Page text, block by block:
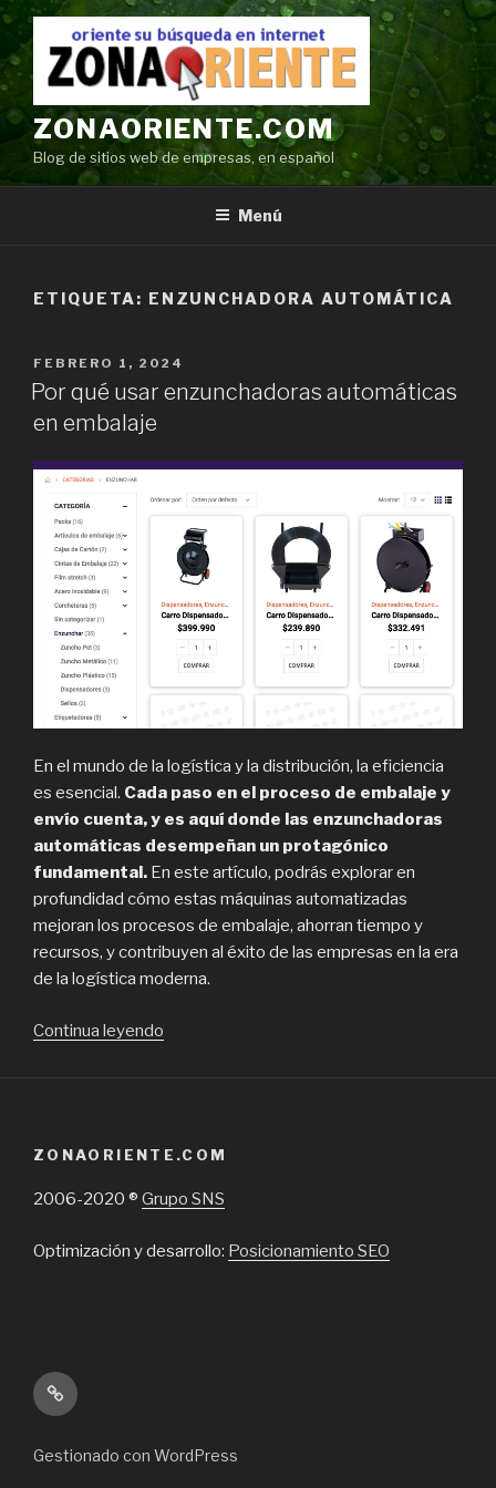
Ir
contenido
ZONAORIENTE.COM
Blog de sitios web de empresas, en español
Menú
ETIQUETA: ENZUNCHADORA AUTOMÁTICA
POSTED
ON
FEBRERO 1, 2024
Por qué usar enzunchadoras automáticas
en embalaje
En el mundo de la logística y la distribución, la eficiencia
es esencial. Cada paso en el proceso de embalaje y
envío cuenta, y es aquí donde las enzunchadoras
automáticas desempeñan un protagónico
fundamental. En este artículo, podrás explorar en
profundidad cómo estas máquinas automatizadas
mejoran los procesos de embalaje, ahorran tiempo y
recursos, y contribuyen al éxito de las empresas en la era
de la logística moderna.
Continua leyendo
en
embalaje”
ZONAORIENTE.COM
2006-2020 ® Grupo SNS
Optimización y desarrollo: Posicionamiento SEO
Inicio
Gestionado con WordPress